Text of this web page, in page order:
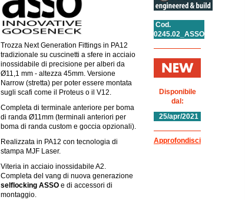
Trozza Next Generation Fittings in PA12
tradizionale su cuscinetti a sfere in acciaio
inossidabile di precisione per alberi da
Ø11,1 mm - altezza 45mm. Versione
Narrow (stretta) per poter essere montata
sugli scafi come il Proteus o il V12.
Completa di terminale anteriore per boma
di randa Ø11mm (terminali anteriori per
boma di randa custom e goccia opzionali).
Realizzata in PA12 con tecnologia di
stampa MJF Laser.
Viteria in acciaio inossidabile A2.
Completa del vang di nuova generazione
selflocking ASSO e di accessori di
montaggio.
Cod.
0245.02_ASSO
Disponibile
dal:
25/apr/2021
Approfondisci